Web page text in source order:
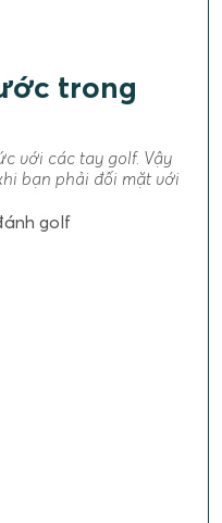
trong
với các tay golf. Vậy
bạn phải đối mặt với